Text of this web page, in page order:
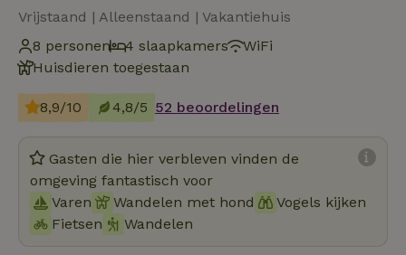
Vrijstaand | Alleenstaand | Vakantiehuis
8 personen
4 slaapkamers
WiFi
Huisdieren toegestaan
8,9/10 4,8/5 52 beoordelingen
Gasten die hier verbleven vinden de
omgeving fantastisch voor
Varen
Wandelen met hond
Vogels kijken
Fietsen
Wandelen